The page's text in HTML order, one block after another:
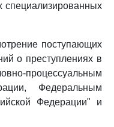
специализированных
поступающих
о преступлениях в
процессуальным
Федеральным
Федерации" и